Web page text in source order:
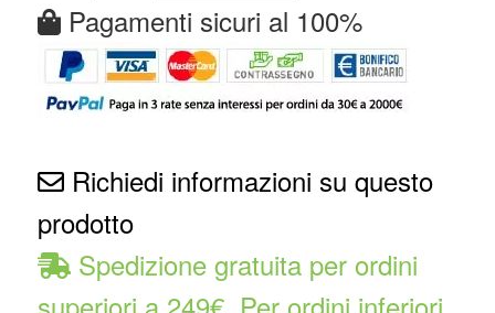
Pagamenti sicuri al 100%
Richiedi informazioni su questo
prodotto
Spedizione gratuita per ordini